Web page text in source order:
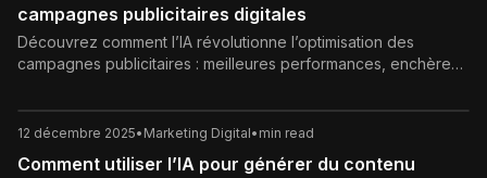
campagnes publicitaires digitales
Découvrez comment l’IA révolutionne l’optimisation des
campagnes publicitaires : meilleures performances, enchères
temps pour un ROI maximal.
12 décembre 2025• Marketing Digital• min read
Comment utiliser l’IA pour générer du contenu